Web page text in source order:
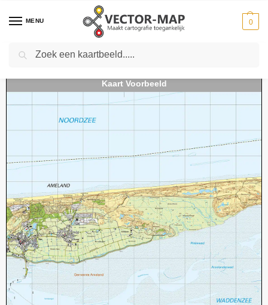
MENU 0
Home Kaarten - Topografische kaarten